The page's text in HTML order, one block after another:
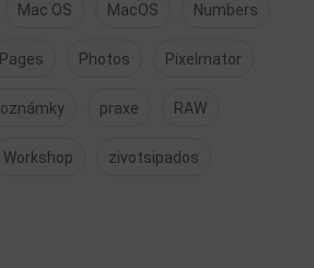
Mac OS MacOS Numbers
Pages Photos Pixelmator
praxe RAW
Workshop zivotsipados